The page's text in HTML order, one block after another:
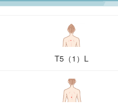
T5（1）L